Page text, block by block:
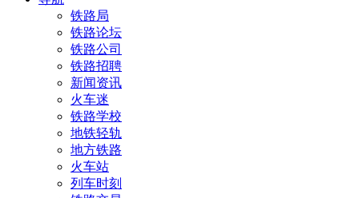
铁路局
铁路论坛
铁路公司
铁路招聘
新闻资讯
火车迷
铁路学校
地铁轻轨
地方铁路
火车站
列车时刻